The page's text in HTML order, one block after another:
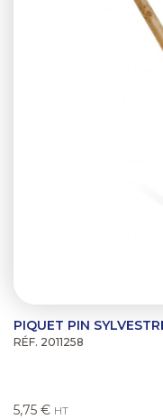
PIQUET PIN
RÉF. 2011258
5,75 € HT